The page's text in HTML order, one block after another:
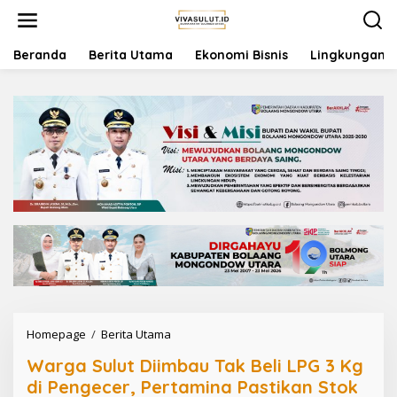
Beranda Berita Utama Ekonomi Bisnis Lingkungan
Homepage / Berita Utama
r
g
Warga Sulut Diimbau Tak Beli LPG 3 Kg
di Pengecer, Pertamina Pastikan Stok